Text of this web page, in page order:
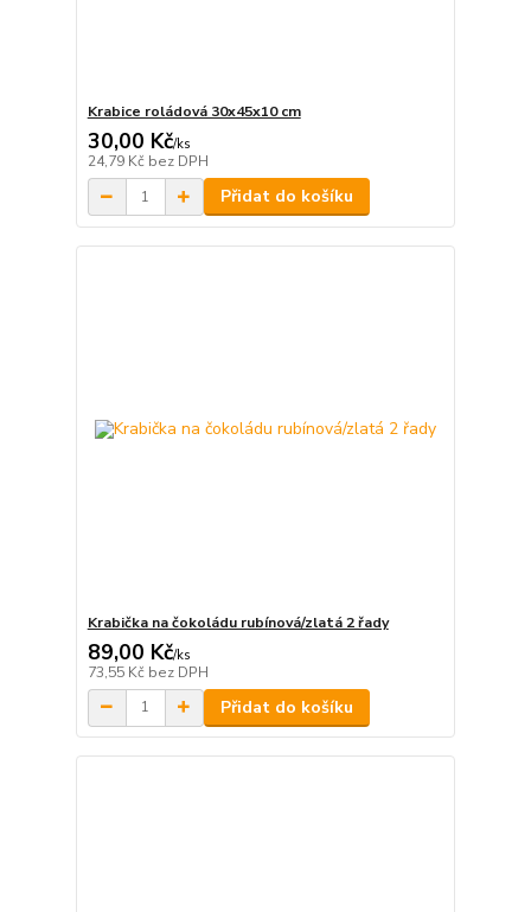
Krabice roládová 30x45x10 cm
30,00 Kč/ks
24,79 Kč bez DPH
Přidat do košíku
Krabička na čokoládu rubínová/zlatá 2 řady
89,00 Kč/ks
73,55 Kč bez DPH
Přidat do košíku